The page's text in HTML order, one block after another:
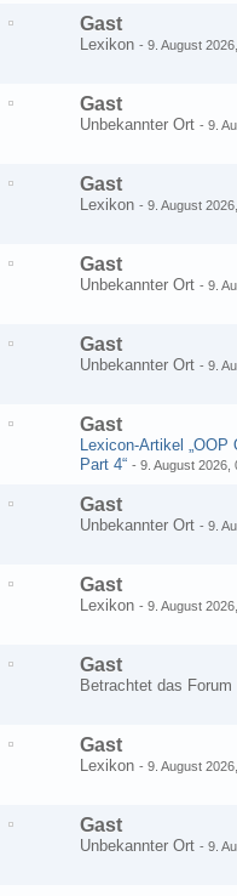
Gast
Lexikon - 9. August
Gast
Unbekannter Ort - 9.
Gast
Lexikon - 9. August
Gast
Unbekannter Ort - 9.
Gast
Unbekannter Ort - 9.
Gast
Lexicon-Artikel
Part 4“ - 9. August 2026,
Gast
Unbekannter Ort - 9.
Gast
Lexikon - 9. August
Gast
Betrachtet das Forum
Gast
Lexikon - 9. August
Gast
Unbekannter Ort - 9.